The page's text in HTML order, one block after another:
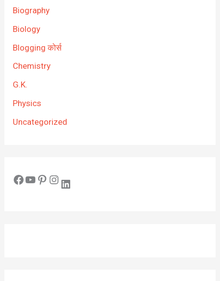
Biography
Biology
Blogging कोर्स
Chemistry
G.K.
Physics
Uncategorized
Facebook YouTube Pinterest Instagram LinkedIn